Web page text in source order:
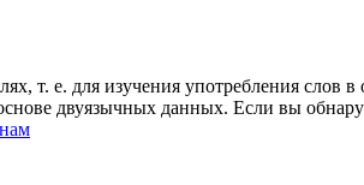
т. е. для изучения употребления слов
двуязычных данных. Если вы